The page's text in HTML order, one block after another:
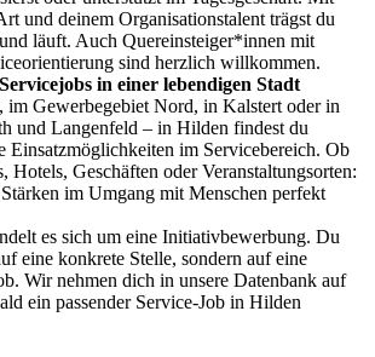
und deinem Organisationstalent trägst du
läuft. Auch Quereinsteiger*innen mit
sind herzlich willkommen.
in einer lebendigen Stadt
im Gewerbegebiet Nord, in Kalstert oder in
und Langenfeld – in Hilden findest du
Einsatzmöglichkeiten im Servicebereich. Ob
Hotels, Geschäften oder Veranstaltungsorten:
im Umgang mit Menschen perfekt
es sich um eine Initiativbewerbung. Du
eine konkrete Stelle, sondern auf eine
Wir nehmen dich in unsere Datenbank auf
ein passender Service-Job in Hilden